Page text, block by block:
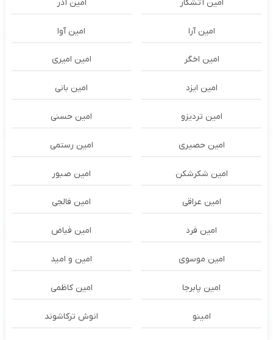
امین آتشکار امین آذر
امین آرا امین آوا
امین اخگر امین امیری
امین ایزد امین بانی
امین تردیزو امین حسنی
امین حصیری امین رستمی
امین شکرشکن امین صبور
امین عراقی امین فالجی
امین فرد امین فیاض
امین موسوی امین و امید
امین پابرجا امین کاظمی
امینو انوش ترکاشوند